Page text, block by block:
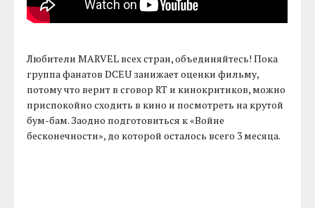
Любители MARVEL всех стран, объединяйтесь! Пока
группа фанатов DCEU занижает оценки фильму,
потому что верит в сговор RT и кинокритиков, можно
приспокойно сходить в кино и посмотреть на крутой
бум-бам. Заодно подготовиться к «Войне
бесконечности», до которой осталось всего 3 месяца.